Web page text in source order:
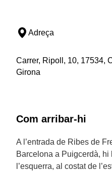
Adreça
Carrer, Ripoll, 10, 17534,
Girona
Com arribar-hi
A l’entrada de Ribes de
Barcelona a Puigcerdà, hi
l’esquerra, al costat de